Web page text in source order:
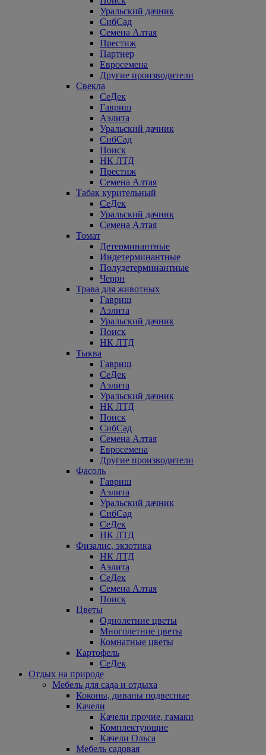
Уральский дачник
СибСад
Семена Алтая
Престиж
Партнер
Евросемена
Другие производители
Свекла
СеДек
Гавриш
Аэлита
Уральский дачник
СибСад
Поиск
НК ЛТД
Престиж
Семена Алтая
Табак курительный
СеДек
Уральский дачник
Семена Алтая
Томат
Детерминантные
Индетерминантные
Полудетерминантные
Черри
Трава для животных
Гавриш
Аэлита
Уральский дачник
Поиск
НК ЛТД
Тыква
Гавриш
СеДек
Аэлита
Уральский дачник
НК ЛТД
Поиск
СибСад
Семена Алтая
Евросемена
Другие производители
Фасоль
Гавриш
Аэлита
Уральский дачник
СибСад
СеДек
НК ЛТД
Физалис, экзотика
НК ЛТД
Аэлита
СеДек
Семена Алтая
Поиск
Цветы
Однолетние цветы
Многолетние цветы
Комнатные цветы
Картофель
СеДек
Отдых на природе
Мебель для сада и отдыха
Коконы, диваны подвесные
Качели
Качели прочие, гамаки
Комплектующие
Качели Ольса
Мебель садовая